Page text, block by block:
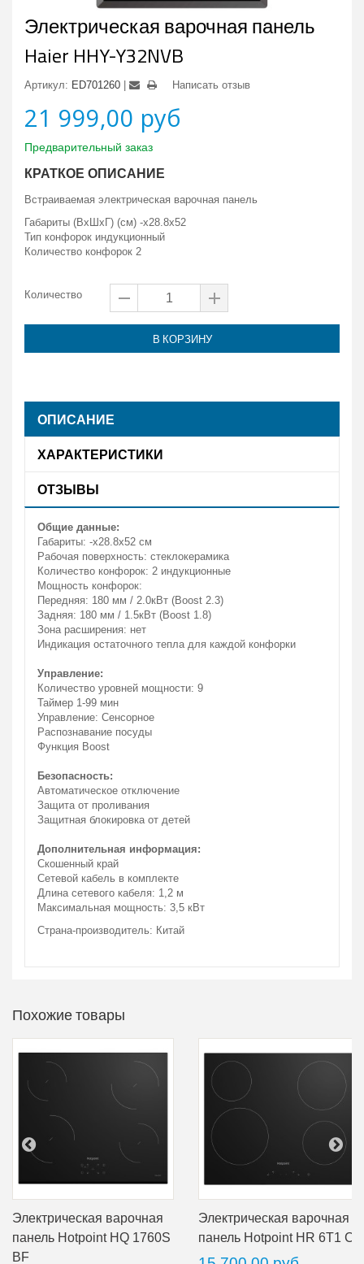
Электрическая варочная панель
Haier HHY-Y32NVB
Артикул: ED701260 Написать отзыв
21 999,00 руб
Предварительный заказ
КРАТКОЕ ОПИСАНИЕ
Встраиваемая электрическая варочная панель
Габариты (ВxШxГ) (см) -x28.8x52
Тип конфорок индукционный
Количество конфорок 2
Количество
В КОРЗИНУ
ОПИСАНИЕ
ХАРАКТЕРИСТИКИ
ОТЗЫВЫ
Общие данные:
Габариты: -х28.8х52 см
Рабочая поверхность: стеклокерамика
Количество конфорок: 2 индукционные
Мощность конфорок:
Передняя: 180 мм / 2.0кВт (Boost 2.3)
Задняя: 180 мм / 1.5кВт (Boost 1.8)
Зона расширения: нет
Индикация остаточного тепла для каждой конфорки
Управление:
Количество уровней мощности: 9
Таймер 1-99 мин
Управление: Сенсорное
Распознавание посуды
Функция Boost
Безопасность:
Автоматическое отключение
Защита от проливания
Защитная блокировка от детей
Дополнительная информация:
Скошенный край
Сетевой кабель в комплекте
Длина сетевого кабеля: 1,2 м
Максимальная мощность: 3,5 кВт
Страна-производитель: Китай
Похожие товары
Электрическая варочная
панель Hotpoint HQ 1760S
BF
Электрическая варочная
панель Hotpoint HR 6T1 C